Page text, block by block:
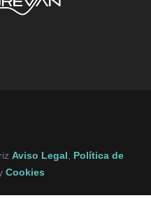
Aviso Legal, Política de
Cookies